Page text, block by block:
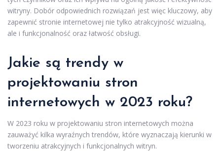
witryny. Dobór odpowiednich rozwiązań jest więc kluczowy, aby
zapewnić stronie internetowej nie tylko atrakcyjność wizualną,
ale i funkcjonalność oraz łatwość obsługi.
Jakie są trendy w
projektowaniu stron
internetowych w 2023 roku?
W 2023 roku w projektowaniu stron internetowych można
zauważyć kilka wyraźnych trendów, które wyznaczają kierunki w
tworzeniu atrakcyjnych i funkcjonalnych witryn.